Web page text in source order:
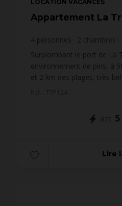
LOCATION VACANCES
Appartement La
4 personnes 2 chambres
Surplombant le port de La
environnement de pins, à
et 2 km des plages, très
DÈS
Lire